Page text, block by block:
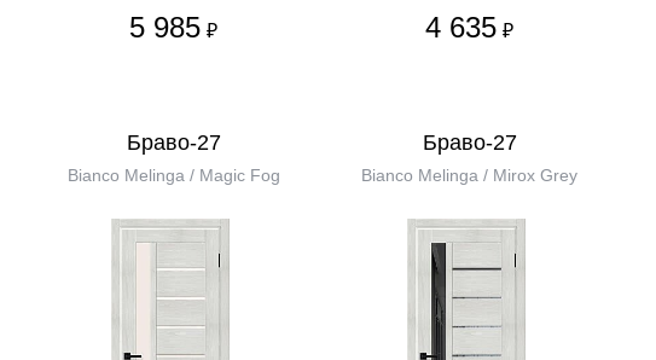
5 985 ₽ 4 635 ₽
Браво-27
Bianco Melinga / Magic Fog
Браво-27
Bianco Melinga / Mirox Grey